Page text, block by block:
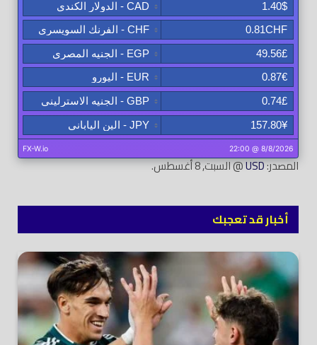
المصدر:USD@ السبت, 8 أغسطس.
أخبار قد تعجبك